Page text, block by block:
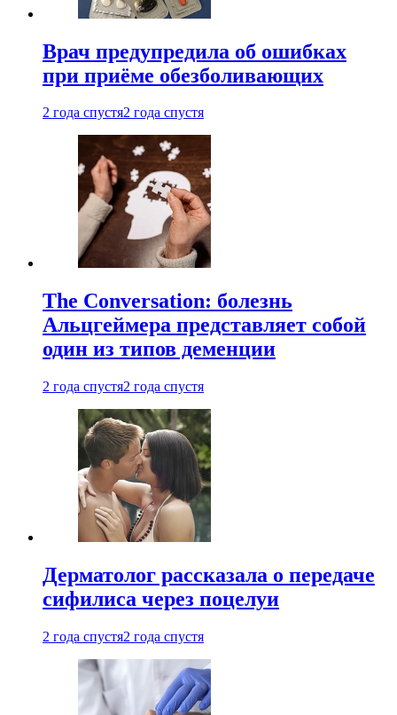
Врач предупредила об ошибках
при приëме обезболивающих
2 года спустя2 года спустя
The Conversation: болезнь
Альцгеймера представляет собой
один из типов деменции
2 года спустя2 года спустя
Дерматолог рассказала о передаче
сифилиса через поцелуи
2 года спустя2 года спустя